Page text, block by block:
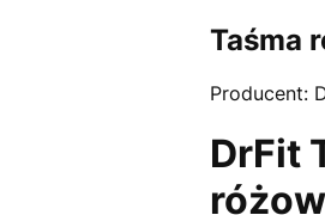
Taśma
Producent:
DrFit